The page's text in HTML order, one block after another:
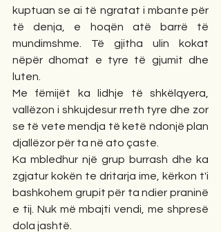
kuptuan se ai të ngratat i mbante për
të denja, e hoqën atë barrë të
mundimshme. Të gjitha ulin kokat
nëpër dhomat e tyre të gjumit dhe
luten.
Me fëmijët ka lidhje të shkëlqyera,
vallëzon i shkujdesur rreth tyre dhe zor
se të vete mendja të ketë ndonjë plan
djallëzor për ta në ato çaste.
Ka mbledhur një grup burrash dhe ka
zgjatur kokën te dritarja ime, kërkon t'i
bashkohem grupit për ta ndier praninë
e tij. Nuk më mbajti vendi, me shpresë
dola jashtë.